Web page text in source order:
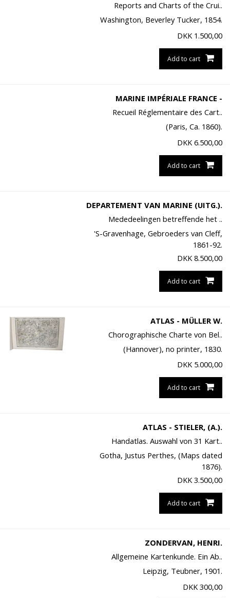
Reports and Charts of the Crui..
Washington, Beverley Tucker, 1854.
DKK 1.500,00
Add to cart
MARINE IMPÉRIALE FRANCE -
Recueil Réglementaire des Cart..
(Paris, Ca. 1860).
DKK 6.500,00
Add to cart
DEPARTEMENT VAN MARINE (UITG.).
Mededeelingen betreffende het ..
'S-Gravenhage, Gebroeders van Cleff,
1861-92.
DKK 8.500,00
Add to cart
ATLAS - MÜLLER W.
Chorographische Charte von Bel..
(Hannover), no printer, 1830.
DKK 5.000,00
Add to cart
ATLAS - STIELER, (A.).
Handatlas. Auswahl von 31 Kart..
Gotha, Justus Perthes, (Maps dated
1876).
DKK 3.500,00
Add to cart
ZONDERVAN, HENRI.
Allgemeine Kartenkunde. Ein Ab..
Leipzig, Teubner, 1901.
DKK 300,00